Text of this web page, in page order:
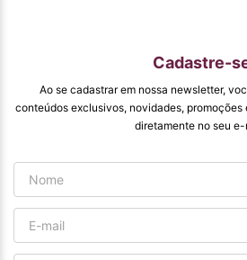
qualidade que vcs
entregam. Parabéns
#
Cadastre-
Ao se cadastrar em nossa newsletter,
conteúdos exclusivos, novidades, promoções
diretamente no seu e-